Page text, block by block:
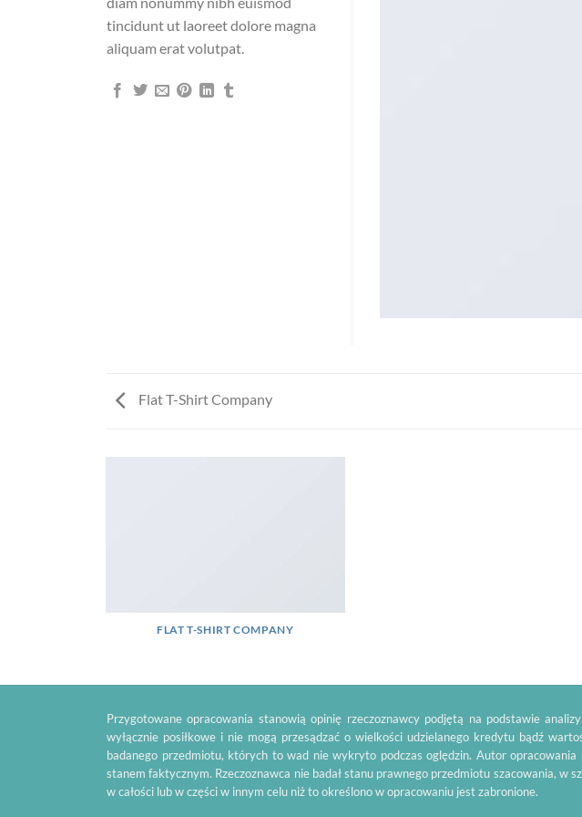
tincidunt ut laoreet dolore magna
aliquam erat volutpat.
Flat T-Shirt Company
FLAT T-SHIRT COMPANY
Przygotowane opracowania stanowią opinię rzeczoznawcy podjętą na podstawie
wyłącznie posiłkowe i nie mogą przesądzać o wielkości udzielanego kredytu bądź
badanego przedmiotu, których to wad nie wykryto podczas oględzin. Autor
stanem faktycznym. Rzeczoznawca nie badał stanu prawnego przedmiotu szacowania,
w całości lub w części w innym celu niż to określono w opracowaniu jest zabronione.